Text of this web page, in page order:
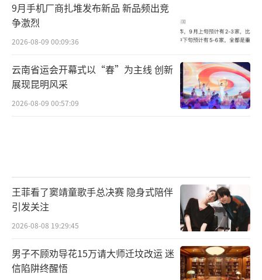
9月手机厂商扎堆发布新品 新品频出竞
争激烈
2026-08-09 00:09:36
云南省运会开幕式以“春”为主线 创新
展现昆明风采
2026-08-09 00:57:09
王菲看了窦靖童歌手总决赛 隐身式陪伴
引发关注
2026-08-08 19:29:45
男子不顾劝导花15万请大师迁坟改运 迷
信陷阱终醒悟